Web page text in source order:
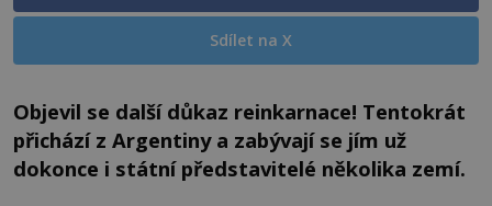
Sdílet na X
Objevil se další důkaz reinkarnace! Tentokrát
přichází z Argentiny a zabývají se jím už
dokonce i státní představitelé několika zemí.